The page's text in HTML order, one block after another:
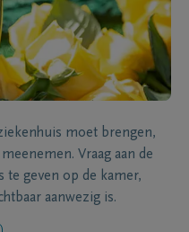
moet brengen,
Vraag aan de
te geven op de kamer,
aanwezig is.